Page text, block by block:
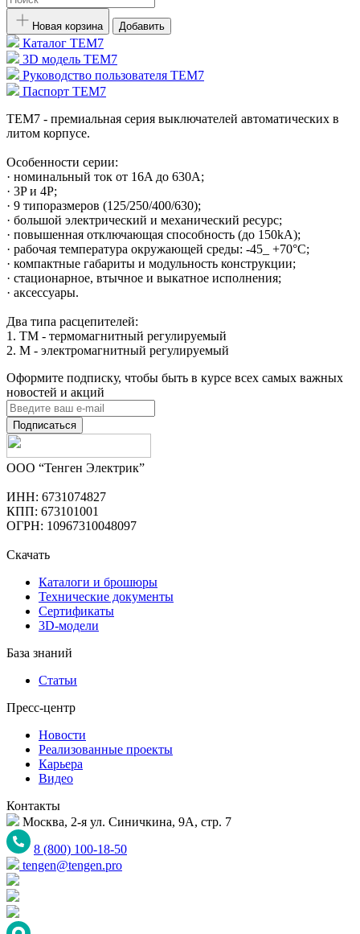
Новая корзина Добавить
Каталог TEM7
3D модель TEM7
Руководство пользователя TEM7
Паспорт TEM7
TEM7 - премиальная серия выключателей автоматических в
литом корпусе.
Особенности серии:
· номинальный ток от 16A до 630A;
· 3P и 4P;
· 9 типоразмеров (125/250/400/630);
· большой электрический и механический ресурс;
· повышенная отключающая способность (до 150kA);
· рабочая температура окружающей среды: -45_ +70°С;
· компактные габариты и модульность конструкции;
· стационарное, втычное и выкaтное исполнения;
· аксессуары.
Два типа расцепителей:
1. TM - термомагнитный регулируемый
2. М - электромагнитный регулируемый
Оформите подписку, чтобы быть в курсе всех самых важных
новостей и акций
Подписаться
ООО “Тенген Электрик”
ИНН: 6731074827
КПП: 673101001
ОГРН: 10967310048097
Скачать
Каталоги и брошюры
Технические документы
Сертификаты
3D-модели
База знаний
Статьи
Пресс-центр
Новости
Реализованные проекты
Карьера
Видео
Контакты
Москва, 2-я ул. Синичкина, 9А, стр. 7
8 (800) 100-18-50
tengen@tengen.pro